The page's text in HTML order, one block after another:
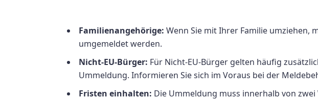
Familienangehörige: Wenn Sie mit Ihrer Familie umziehen,
umgemeldet werden.
Nicht-EU-Bürger: Für Nicht-EU-Bürger gelten häufig
Ummeldung. Informieren Sie sich im Voraus bei der
Fristen einhalten: Die Ummeldung muss innerhalb von